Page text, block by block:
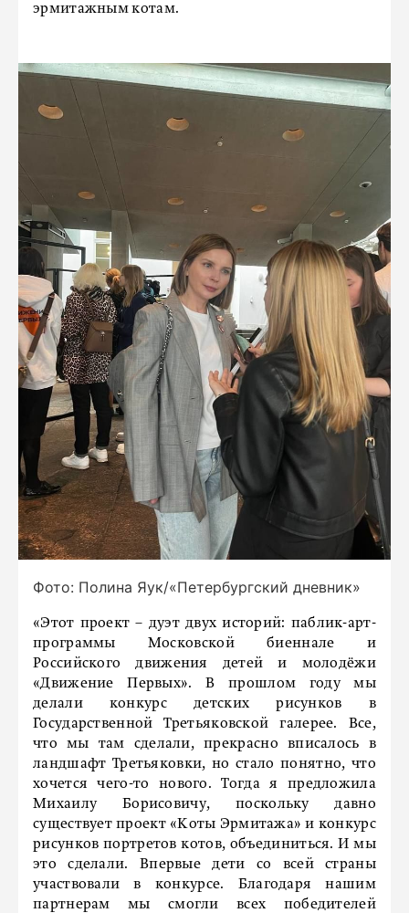
эрмитажным котам.
Фото: Полина Яук/«Петербургский дневник»
«Этот проект – дуэт двух историй: паблик-арт-
программы Московской биеннале и
Российского движения детей и молодёжи
«Движение Первых». В прошлом году мы
делали конкурс детских рисунков в
Государственной Третьяковской галерее. Все,
что мы там сделали, прекрасно вписалось в
ландшафт Третьяковки, но стало понятно, что
хочется чего-то нового. Тогда я предложила
Михаилу Борисовичу, поскольку давно
существует проект «Коты Эрмитажа» и конкурс
рисунков портретов котов, объединиться. И мы
это сделали. Впервые дети со всей страны
участвовали в конкурсе. Благодаря нашим
партнерам мы смогли всех победителей